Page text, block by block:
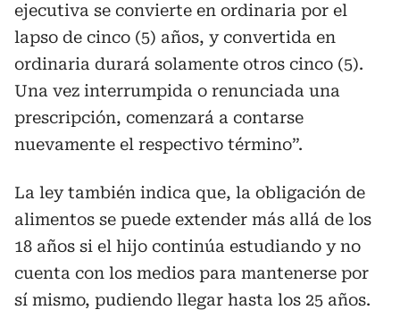
ejecutiva se convierte en ordinaria por el
lapso de cinco (5) años, y convertida en
ordinaria durará solamente otros cinco (5).
Una vez interrumpida o renunciada una
prescripción, comenzará a contarse
nuevamente el respectivo término”.
La ley también indica que, la obligación de
alimentos se puede extender más allá de los
18 años si el hijo continúa estudiando y no
cuenta con los medios para mantenerse por
sí mismo, pudiendo llegar hasta los 25 años.